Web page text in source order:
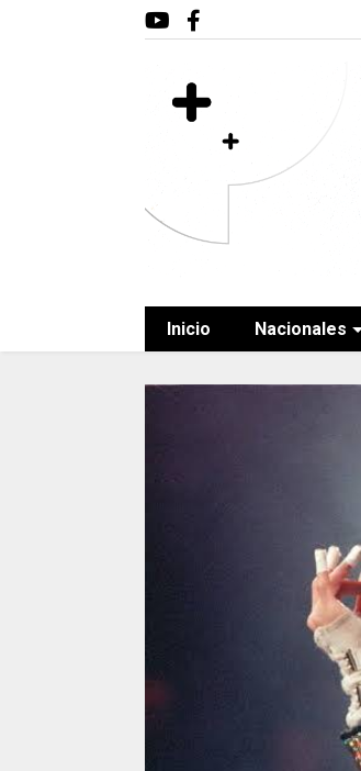
Inicio Nacionales